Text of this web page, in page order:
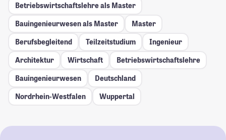
Betriebswirtschaftslehre als Master
Bauingenieurwesen als Master
Master
Berufsbegleitend
Teilzeitstudium
Ingenieur
Architektur
Wirtschaft
Betriebswirtschaftslehre
Bauingenieurwesen
Deutschland
Nordrhein-Westfalen
Wuppertal